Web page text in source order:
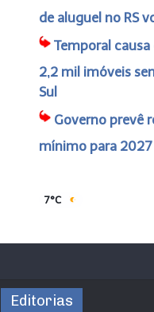
de aluguel no RS
Temporal
2,2 mil imóveis
Sul
Governo prevê
mínimo para 2027
7°C
Editorias